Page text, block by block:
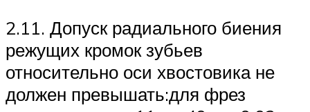
2.11. Допуск радиального биения
режущих кромок зубьев
относительно оси хвостовика не
должен превышать:для фрез